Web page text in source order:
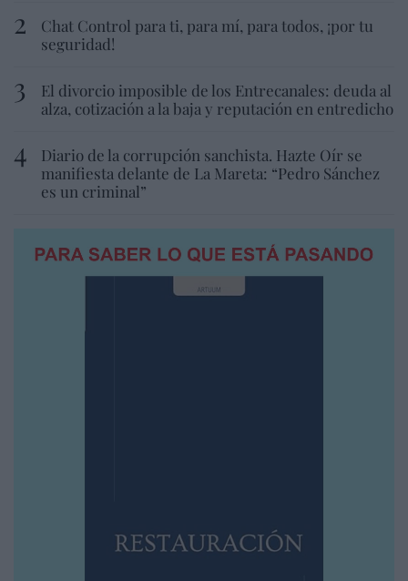
Chat Control para ti, para mí, para todos, ¡por tu
seguridad!
El divorcio imposible de los Entrecanales: deuda al
alza, cotización a la baja y reputación en entredicho
Diario de la corrupción sanchista. Hazte Oír se
manifiesta delante de La Mareta: “Pedro Sánchez
es un criminal”